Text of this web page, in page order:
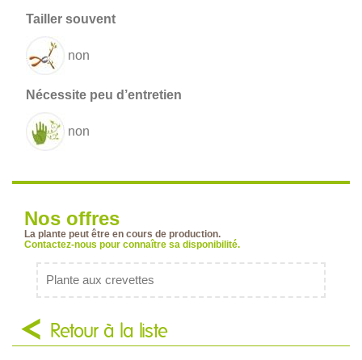
non
non
Nos offres
La plante peut être en cours de production.
Contactez-nous pour connaître sa disponibilité.
Plante aux crevettes
Retour à la liste